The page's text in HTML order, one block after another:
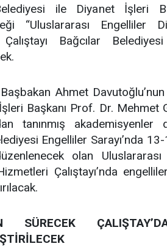
ile Diyanet İşleri
“Uluslararası
Bağcılar
Başbakan Ahmet
Başkanı Prof. Dr. Mehmet
tanınmış
Engelliler Sarayı’nda
olan
Çalıştayı’nda
SÜRECEK